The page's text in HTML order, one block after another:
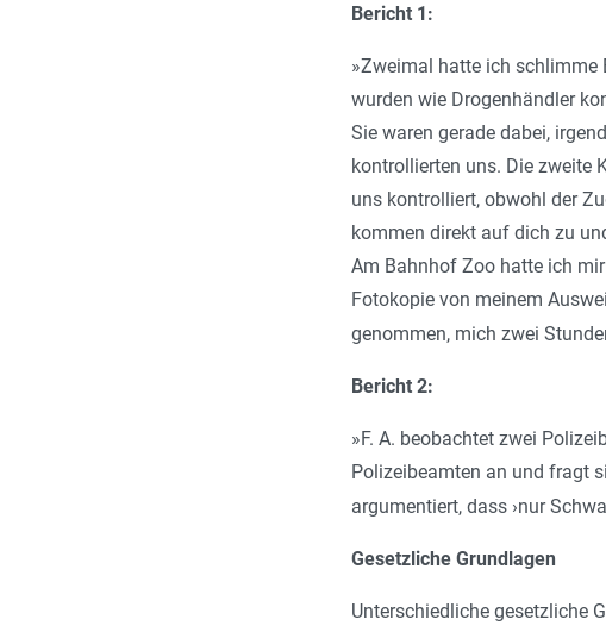
Bericht 1:
»Zweimal hatte ich schlimme
wurden wie Drogenhändler
Sie waren gerade dabei,
kontrollierten uns. Die zweite
uns kontrolliert, obwohl der
kommen direkt auf dich zu
Am Bahnhof Zoo hatte ich
Fotokopie von meinem
genommen, mich zwei
Bericht 2:
»F. A. beobachtet zwei
Polizeibeamten an und fragt
argumentiert, dass ›nur
Gesetzliche Grundlagen
Unterschiedliche gesetzliche